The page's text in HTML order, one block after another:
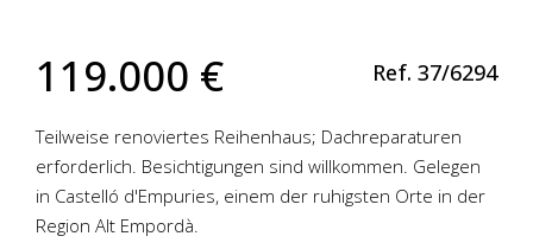
119.000 € Ref. 37/6294
Teilweise renoviertes Reihenhaus; Dachreparaturen
erforderlich. Besichtigungen sind willkommen. Gelegen
in Castelló d'Empuries, einem der ruhigsten Orte in der
Region Alt Empordà.